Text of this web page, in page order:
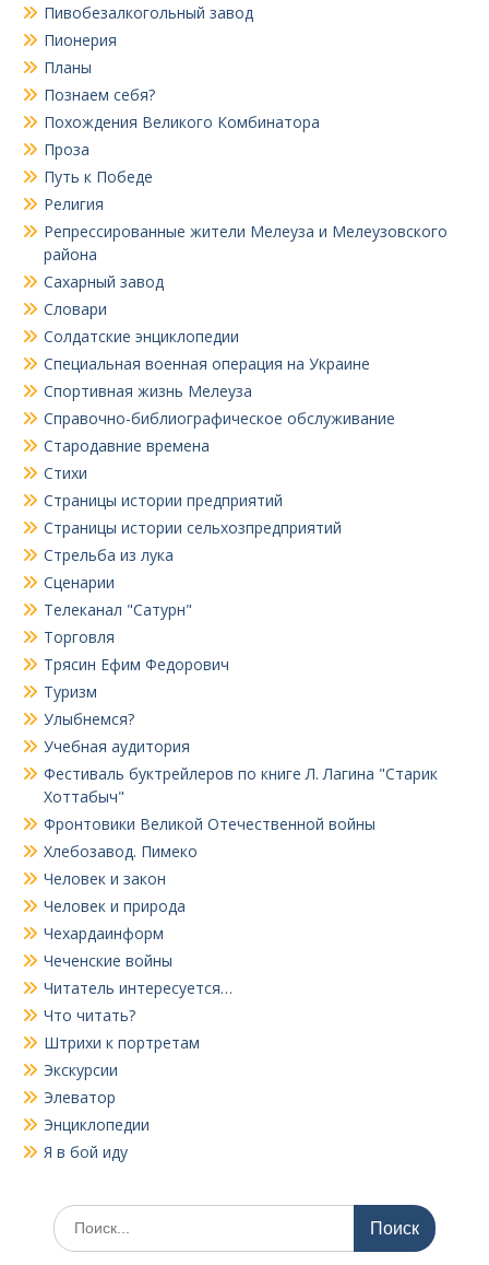
Пивобезалкогольный завод
Пионерия
Планы
Познаем себя?
Похождения Великого Комбинатора
Проза
Путь к Победе
Религия
Репрессированные жители Мелеуза и Мелеузовского
района
Сахарный завод
Словари
Солдатские энциклопедии
Специальная военная операция на Украине
Спортивная жизнь Мелеуза
Справочно-библиографическое обслуживание
Стародавние времена
Стихи
Страницы истории предприятий
Страницы истории сельхозпредприятий
Стрельба из лука
Сценарии
Телеканал "Сатурн"
Торговля
Трясин Ефим Федорович
Туризм
Улыбнемся?
Учебная аудитория
Фестиваль буктрейлеров по книге Л. Лагина "Старик
Хоттабыч"
Фронтовики Великой Отечественной войны
Хлебозавод. Пимеко
Человек и закон
Человек и природа
Чехардаинформ
Чеченские войны
Читатель интересуется…
Что читать?
Штрихи к портретам
Экскурсии
Элеватор
Энциклопедии
Я в бой иду
Поиск
по: